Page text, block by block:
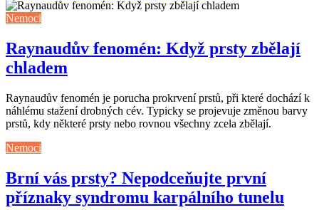
Nemoci
Raynaudův fenomén: Když prsty zbělají
chladem
Raynaudův fenomén je porucha prokrvení prstů, při které dochází k
náhlému stažení drobných cév. Typicky se projevuje změnou barvy
prstů, kdy některé prsty nebo rovnou všechny zcela zbělají.
Nemoci
Brní vás prsty? Nepodceňujte první
příznaky syndromu karpálního tunelu